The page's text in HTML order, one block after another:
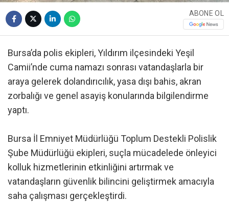
ABONE OL
Bursa’da polis ekipleri, Yıldırım ilçesindeki Yeşil
Camii’nde cuma namazı sonrası vatandaşlarla bir
araya gelerek dolandırıcılık, yasa dışı bahis, akran
zorbalığı ve genel asayiş konularında bilgilendirme
yaptı.
Bursa İl Emniyet Müdürlüğü Toplum Destekli Polislik
Şube Müdürlüğü ekipleri, suçla mücadelede önleyici
kolluk hizmetlerinin etkinliğini artırmak ve
vatandaşların güvenlik bilincini geliştirmek amacıyla
saha çalışması gerçekleştirdi.